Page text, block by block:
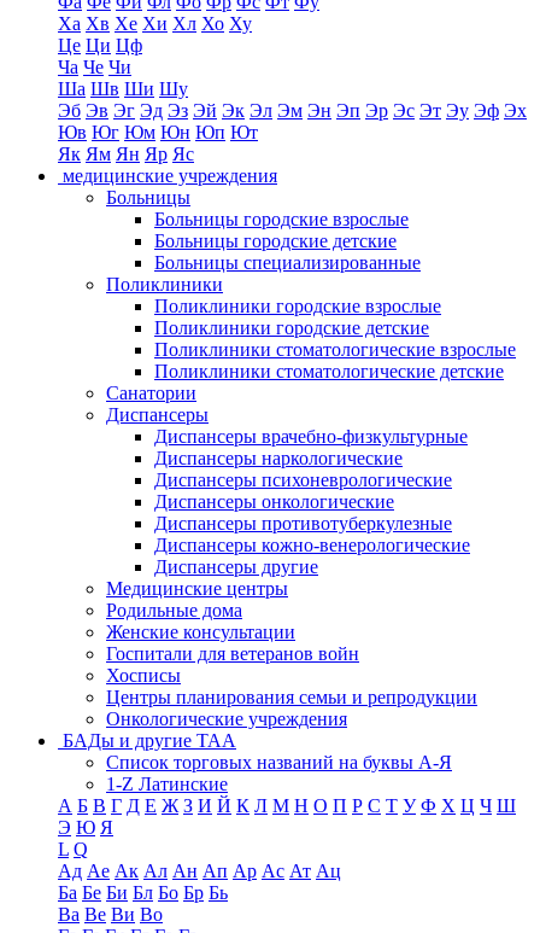
Ха Хв Хе Хи Хл Хо Ху
Це Ци Цф
Ча Че Чи
Ша Шв Ши Шу
Эб Эв Эг Эд Эз Эй Эк Эл Эм Эн Эп Эр Эс Эт Эу Эф Эх
Юв Юг Юм Юн Юп Ют
Як Ям Ян Яр Яс
медицинские учреждения
Больницы
Больницы городские взрослые
Больницы городские детские
Больницы специализированные
Поликлиники
Поликлиники городские взрослые
Поликлиники городские детские
Поликлиники стоматологические взрослые
Поликлиники стоматологические детские
Санатории
Диспансеры
Диспансеры врачебно-физкультурные
Диспансеры наркологические
Диспансеры психоневрологические
Диспансеры онкологические
Диспансеры противотуберкулезные
Диспансеры кожно-венерологические
Диспансеры другие
Медицинские центры
Родильные дома
Женские консультации
Госпитали для ветеранов войн
Хосписы
Центры планирования семьи и репродукции
Онкологические учреждения
БАДы и другие ТАА
Список торговых названий на буквы А-Я
1-Z Латинские
А Б В Г Д Е Ж З И Й К Л М Н О П Р С Т У Ф Х Ц Ч Ш
Э Ю Я
L Q
Ад Ае Ак Ал Ан Ап Ар Ас Ат Ац
Ба Бе Би Бл Бо Бр Бь
Ва Ве Ви Во